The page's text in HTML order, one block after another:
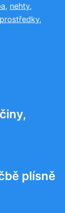
, nehty,
,
plísně